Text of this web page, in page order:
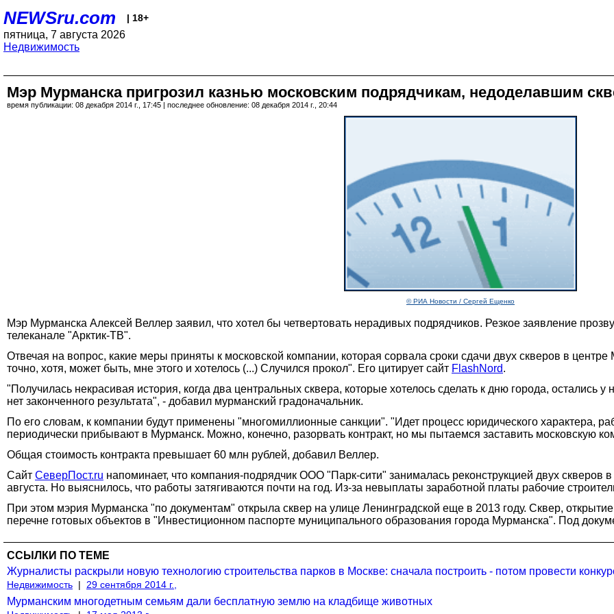
NEWSru.com | 18+
пятница, 7 августа 2026
Недвижимость
Мэр Мурманска пригрозил казнью московским подрядчикам, недоделавшим
время публикации: 08 декабря 2014 г., 17:45 | последнее обновление: 08 декабря 2014 г., 20:44
© РИА Новости / Сергей Ещенко
Мэр Мурманска Алексей Веллер заявил, что хотел бы четвертовать нерадивых подрядчиков. Резкое заявление
телеканале "Арктик-ТВ".
Отвечая на вопрос, какие меры приняты к московской компании, которая сорвала сроки сдачи двух скверов в
точно, хотя, может быть, мне этого и хотелось (...) Случился прокол". Его цитирует сайт FlashNord.
"Получилась некрасивая история, когда два центральных сквера, которые хотелось сделать к дню города,
нет законченного результата", - добавил мурманский градоначальник.
По его словам, к компании будут применены "многомиллионные санкции". "Идет процесс юридического характера,
периодически прибывают в Мурманск. Можно, конечно, разорвать контракт, но мы пытаемся заставить московскую
Общая стоимость контракта превышает 60 млн рублей, добавил Веллер.
Сайт СеверПост.ru напоминает, что компания-подрядчик ООО "Парк-сити" занималась реконструкцией двух
августа. Но выяснилось, что работы затягиваются почти на год. Из-за невыплаты заработной платы рабочие
При этом мэрия Мурманска "по документам" открыла сквер на улице Ленинградской еще в 2013 году. Сквер,
перечне готовых объектов в "Инвестиционном паспорте муниципального образования города Мурманска". Под
ССЫЛКИ ПО ТЕМЕ
Журналисты раскрыли новую технологию строительства парков в Москве: сначала построить - потом провести
Недвижимость | 29 сентября 2014 г.,
Мурманским многодетным семьям дали бесплатную землю на кладбище животных